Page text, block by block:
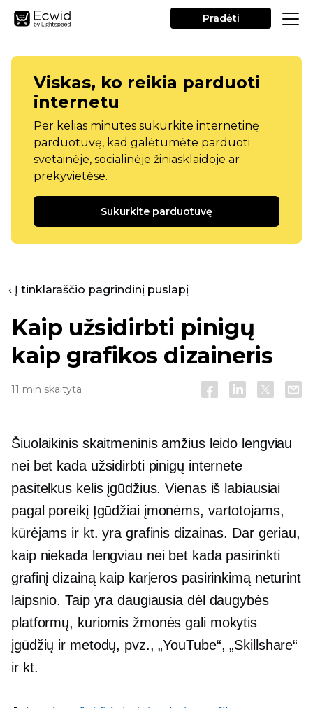
Pradėti
Viskas, ko reikia parduoti
internetu
Per kelias minutes sukurkite internetinę
parduotuvę, kad galėtumėte parduoti
svetainėje, socialinėje žiniasklaidoje ar
prekyvietėse.
Sukurkite parduotuvę
‹ Į tinklaraščio pagrindinį puslapį
Kaip užsidirbti pinigų
kaip grafikos dizaineris
11 min skaityta
Šiuolaikinis skaitmeninis amžius leido lengviau
nei bet kada užsidirbti pinigų internete
pasitelkus kelis įgūdžius. Vienas iš labiausiai
pagal poreikįĮgūdžiai įmonėms, vartotojams,
kūrėjams ir kt. yra grafinis dizainas. Dar geriau,
kaip niekada lengviau nei bet kada pasirinkti
grafinį dizainą kaip karjeros pasirinkimą neturint
laipsnio. Taip yra daugiausia dėl daugybės
platformų, kuriomis žmonės gali mokytis
įgūdžių ir metodų, pvz., „YouTube“, „Skillshare“
ir kt.